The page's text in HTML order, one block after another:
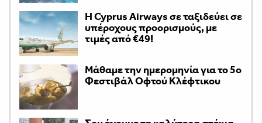
H Cyprus Airways σε ταξιδεύει σε
υπέροχους προορισμούς, με
τιμές από €49!
Μάθαμε την ημερομηνία για το 5ο
Φεστιβάλ Οφτού Κλέφτικου